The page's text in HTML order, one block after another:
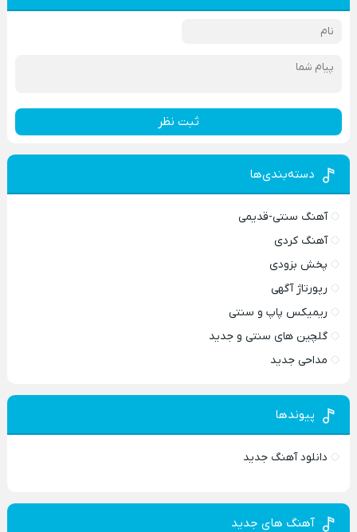
ثبت نظر
دسته‌بندی‌ها
آهنگ سنتی-قدیمی
آهنگ کردی
پخش بزودی
رپورتاژ آگهی
ریمیکس پاپ و سنتی
گلچین های سنتی و جدید
مداحی جدید
پیوندها
دانلود آهنگ جدید
آهنگ های جدید